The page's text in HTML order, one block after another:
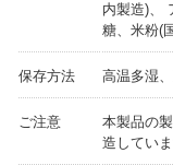
内製造)、
糖、米粉(
保存方法 高温多湿
ご注意
本製品の
造していま